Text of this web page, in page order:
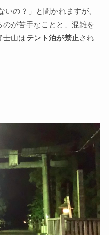
いの？」と聞かれますが、
が苦手なことと、混雑を
士山はテント泊が禁止 され